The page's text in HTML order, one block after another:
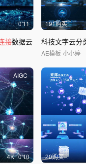
0'11
接数据云
191购买
科技文字云分
AE模板 小小婷
AIGC
4K 0'10 20购买